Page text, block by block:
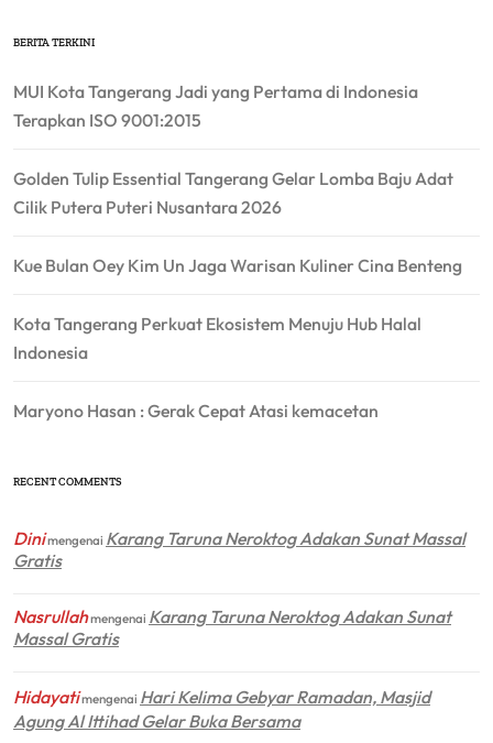
BERITA TERKINI
MUI Kota Tangerang Jadi yang Pertama di Indonesia
Terapkan ISO 9001:2015
Golden Tulip Essential Tangerang Gelar Lomba Baju Adat
Cilik Putera Puteri Nusantara 2026
Kue Bulan Oey Kim Un Jaga Warisan Kuliner Cina Benteng
Kota Tangerang Perkuat Ekosistem Menuju Hub Halal
Indonesia
Maryono Hasan : Gerak Cepat Atasi kemacetan
RECENT COMMENTS
Dinimengenai Karang Taruna Neroktog Adakan Sunat Massal
Gratis
Nasrullahmengenai Karang Taruna Neroktog Adakan Sunat
Massal Gratis
Hidayatimengenai Hari Kelima Gebyar Ramadan, Masjid
Agung Al Ittihad Gelar Buka Bersama